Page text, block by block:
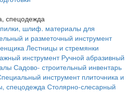
спецодежда
шлиф. материалы для
и разметочный инструмент
Лестницы и стремянки
инструмент Ручной абразивный
Садово- строительный инвентарь
инструмент плиточника и
спецодежда Столярно-слесарный